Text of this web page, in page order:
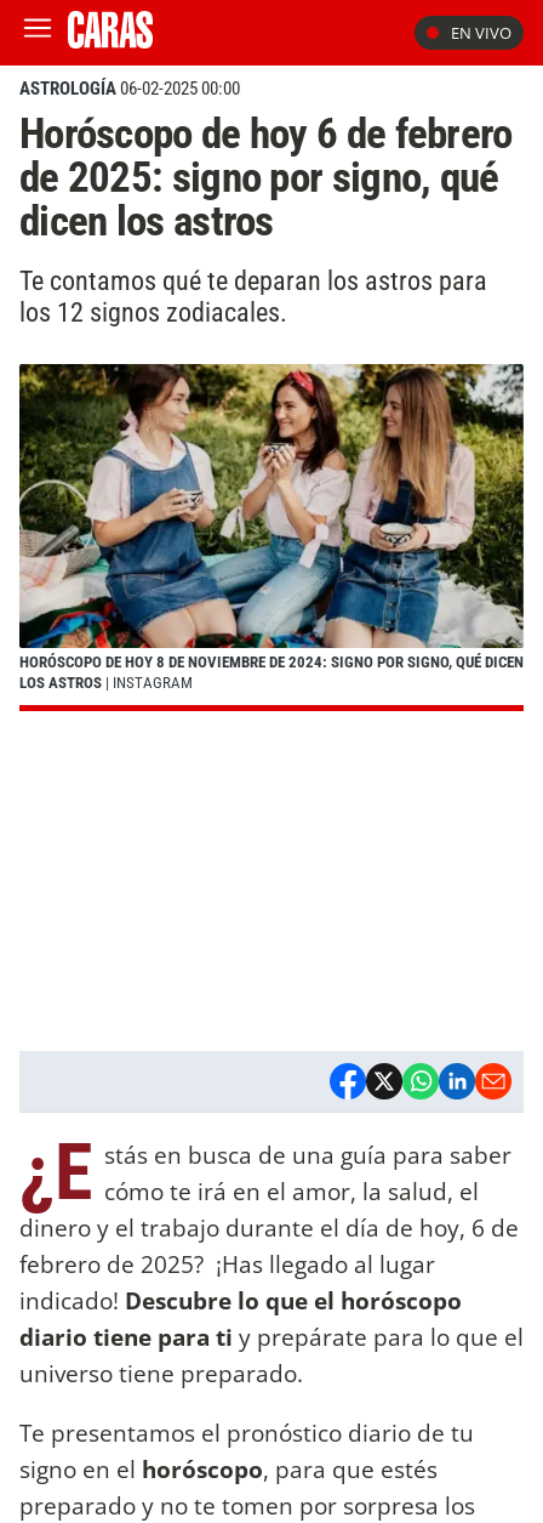
EN VIVO
ASTROLOGÍA06-02-2025 00:00
Horóscopo de hoy 6 de febrero
de 2025: signo por signo, qué
dicen los astros
Te contamos qué te deparan los astros para
los 12 signos zodiacales.
HORÓSCOPO DE HOY 8 DE NOVIEMBRE DE 2024: SIGNO POR SIGNO, QUÉ DICEN
LOS ASTROS | INSTAGRAM
¿E stás en busca de una guía para saber
cómo te irá en el amor, la salud, el
dinero y el trabajo durante el día de hoy, 6 de
febrero de 2025? ¡Has llegado al lugar
indicado! Descubre lo que el horóscopo
diario tiene para ti y prepárate para lo que el
universo tiene preparado.
Te presentamos el pronóstico diario de tu
signo en el horóscopo, para que estés
preparado y no te tomen por sorpresa los